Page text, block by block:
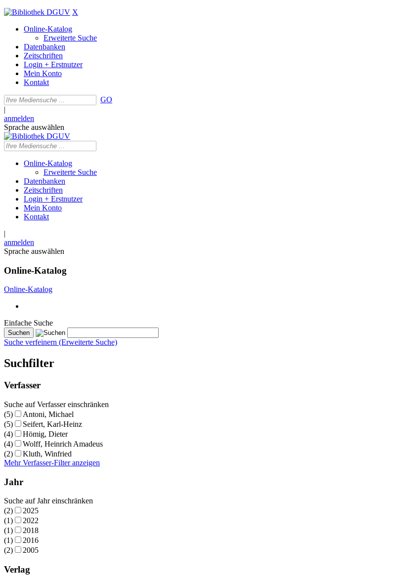
X
Online-Katalog
Erweiterte Suche
Datenbanken
Zeitschriften
Login + Erstnutzer
Mein Konto
Kontakt
GO
|
anmelden
Sprache auswählen
Online-Katalog
Erweiterte Suche
Datenbanken
Zeitschriften
Login + Erstnutzer
Mein Konto
Kontakt
|
anmelden
Sprache auswählen
Online-Katalog
Online-Katalog
Einfache Suche
Suche verfeinern (Erweiterte Suche)
Suchfilter
Verfasser
Suche auf Verfasser einschränken
(5)
Antoni, Michael
(5)
Seifert, Karl-Heinz
(4)
Hömig, Dieter
(4)
Wolff, Heinrich Amadeus
(2)
Kluth, Winfried
Mehr Verfasser-Filter anzeigen
Jahr
Suche auf Jahr einschränken
(2)
2025
(1)
2022
(1)
2018
(1)
2016
(2)
2005
Verlag